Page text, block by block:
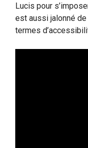
Lucis pour
est aussi jalonné
termes